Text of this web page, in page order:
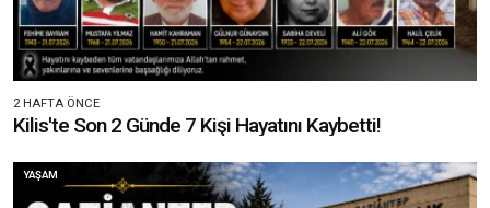
2 HAFTA ÖNCE
Kilis'te Son 2 Günde 7 Kişi Hayatını Kaybetti!
YAŞAM